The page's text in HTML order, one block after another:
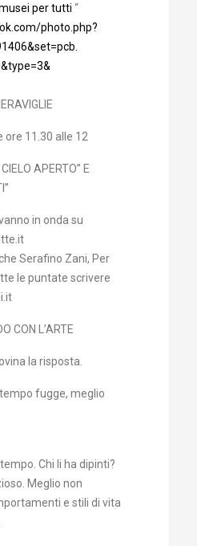
per tutti “
photo.php?
ore 11.30 alle 12
APERTO” E
in onda su
Serafino Zani, Per
le puntate scrivere
CON L’ARTE
la risposta.
fugge, meglio
tempo. Chi li ha dipinti?
Meglio non
e stili di vita